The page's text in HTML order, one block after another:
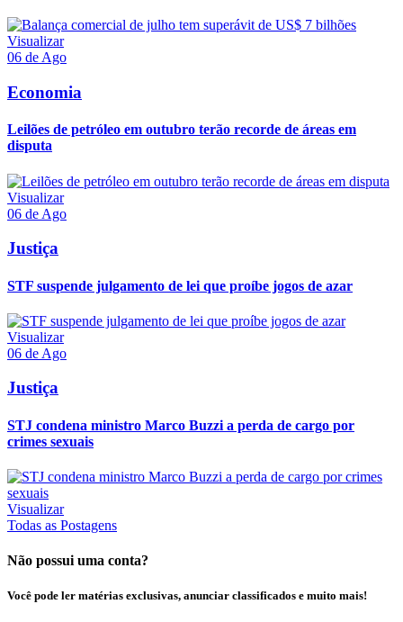
Visualizar
06 de Ago
Economia
Leilões de petróleo em outubro terão recorde de áreas em
disputa
Visualizar
06 de Ago
Justiça
STF suspende julgamento de lei que proíbe jogos de azar
Visualizar
06 de Ago
Justiça
STJ condena ministro Marco Buzzi a perda de cargo por
crimes sexuais
Visualizar
Todas as Postagens
Não possui uma conta?
Você pode ler matérias exclusivas, anunciar classificados e muito mais!